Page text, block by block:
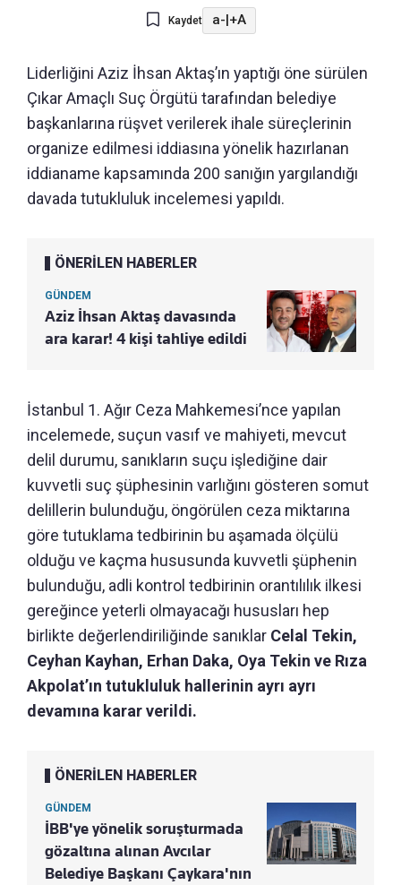
Kaydet a-|+A
Liderliğini Aziz İhsan Aktaş’ın yaptığı öne sürülen
Çıkar Amaçlı Suç Örgütü tarafından belediye
başkanlarına rüşvet verilerek ihale süreçlerinin
organize edilmesi iddiasına yönelik hazırlanan
iddianame kapsamında 200 sanığın yargılandığı
davada tutukluluk incelemesi yapıldı.
ÖNERİLEN HABERLER
GÜNDEM
Aziz İhsan Aktaş davasında
ara karar! 4 kişi tahliye edildi
İstanbul 1. Ağır Ceza Mahkemesi’nce yapılan
incelemede, suçun vasıf ve mahiyeti, mevcut
delil durumu, sanıkların suçu işlediğine dair
kuvvetli suç şüphesinin varlığını gösteren somut
delillerin bulunduğu, öngörülen ceza miktarına
göre tutuklama tedbirinin bu aşamada ölçülü
olduğu ve kaçma hususunda kuvvetli şüphenin
bulunduğu, adli kontrol tedbirinin orantılılık ilkesi
gereğince yeterli olmayacağı hususları hep
birlikte değerlendiriliğinde sanıklar Celal Tekin,
Ceyhan Kayhan, Erhan Daka, Oya Tekin ve Rıza
Akpolat’ın tutukluluk hallerinin ayrı ayrı
devamına karar verildi.
ÖNERİLEN HABERLER
GÜNDEM
İBB'ye yönelik soruşturmada
gözaltına alınan Avcılar
Belediye Başkanı Çaykara'nın